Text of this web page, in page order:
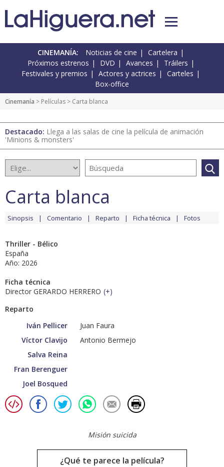
CINEMANÍA: Noticias de cine
Cartelera
Próximos estrenos
DVD Avances
Tráilers
Festivales y premios
Actores y actrices
Carteles
Box-office
Cinemanía > Películas > Carta blanca
Destacado: Llega a las salas de cine la película de animación
'Minions & monsters'
Carta blanca
Sinopsis Comentario Reparto Ficha técnica Fotos
Thriller - Bélico
España
Año: 2026
Ficha técnica
Director GERARDO HERRERO (+)
Reparto
Iván Pellicer
Juan Faura
Víctor Clavijo
Antonio Bermejo
Salva Reina
Fran Berenguer
Joel Bosqued
Misión suicida
¿Qué te parece la película?